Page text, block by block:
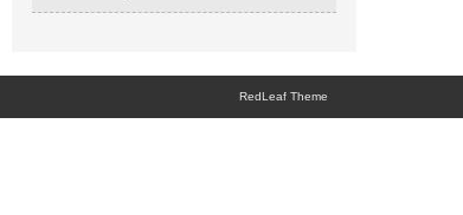
RedLeaf Theme